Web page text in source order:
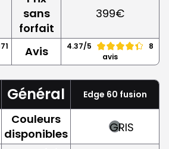
sans
forfait
399€
Avis 4.37/5
8
avis
Général Edge 60 fusion
Couleurs
disponibles
GRIS